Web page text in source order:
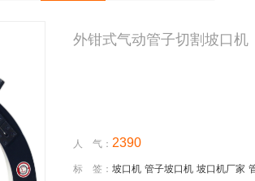
外钳式气动管子切割坡口机
人 气： 2390
标 签： 坡口机 管子坡口机 坡口机厂家